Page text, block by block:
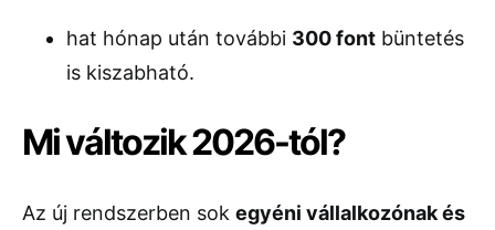
hat hónap után további 300 font büntetés
is kiszabható.
Mi változik 2026-tól?
Az új rendszerben sok egyéni vállalkozónak és